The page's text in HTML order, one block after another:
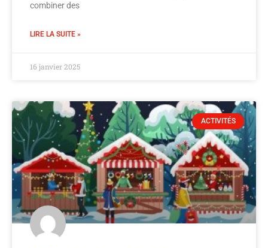
combiner des
LIRE LA SUITE »
16 janvier 2025
ACTIVITÉS